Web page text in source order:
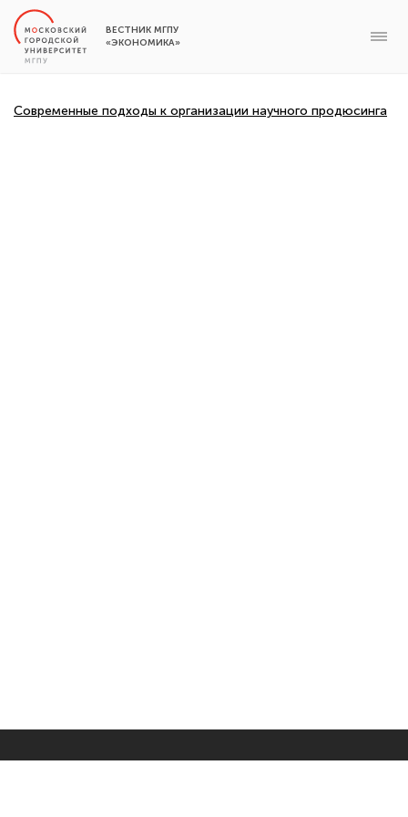
ВЕСТНИК МГПУ
«ЭКОНОМИКА»
Современные подходы к организации научного продюсинга